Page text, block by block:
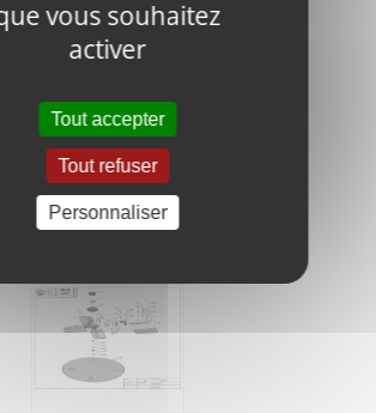
J900-FN.B-
M6x10-8.8-
0,35€ HT
Ajouter
au
panier
Détails
vous souhaitez
activer
Tout accepter
Tout refuser
Personnaliser